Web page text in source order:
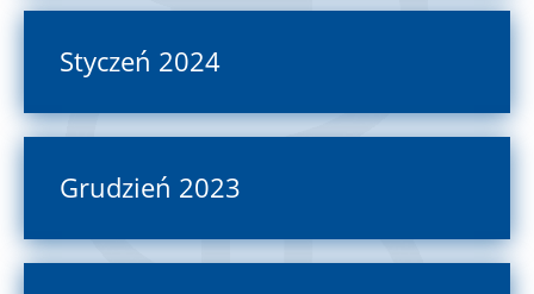
Styczeń 2024
Grudzień 2023